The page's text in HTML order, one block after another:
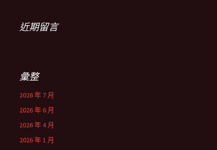
近期留言
彙整
2026 年 7 月
2026 年 6 月
2026 年 4 月
2026 年 1 月